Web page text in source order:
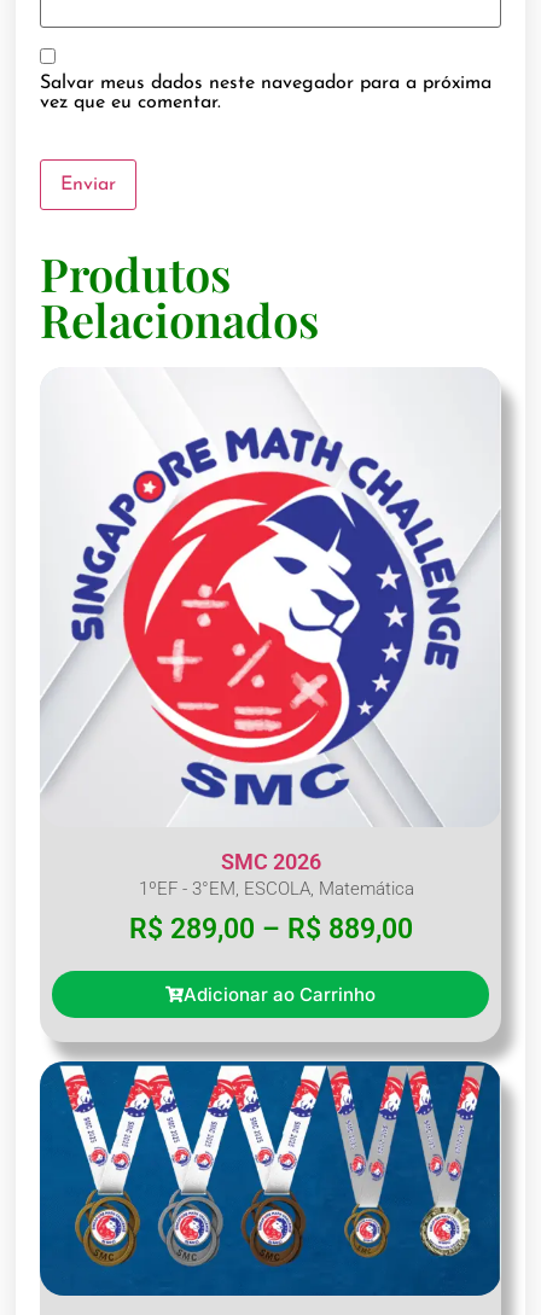
Salvar meus dados neste navegador para a próxima
vez que eu comentar.
Produtos
Relacionados
SMC 2026
1ºEF - 3°EM, ESCOLA, Matemática
R$ 289,00 – R$ 889,00
Adicionar ao Carrinho